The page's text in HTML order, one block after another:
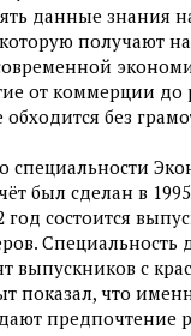
данные знания
получают
от коммерции до
без
специальности
был сделан в
состоится
Специальность
выпускников с
показал, что
предпочтение